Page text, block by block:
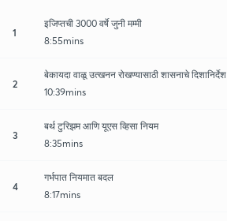
1
इजिप्तची 3000 वर्षे जुनी मम्मी
8:55mins
2
बेकायदा वाळू उत्खनन रोखण्यासाठी शासनाचे दिशानिर्देश
10:39mins
3
बर्थ टुरिझम आणि यूएस व्हिसा नियम
8:35mins
4
गर्भपात नियमात बदल
8:17mins